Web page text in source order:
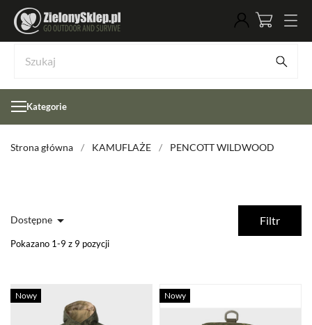
Kategorie
Strona główna KAMUFLAŻE PENCOTT WILDWOOD
Dostępne  Filtr
Pokazano 1-9 z 9 pozycji
Nowy Nowy